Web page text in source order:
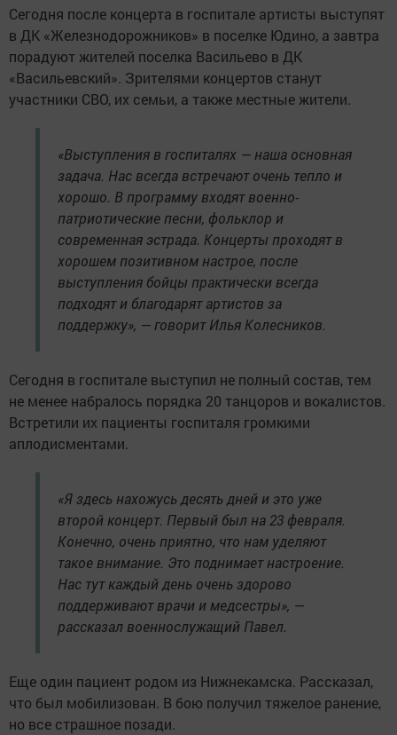
Сегодня после концерта в госпитале артисты выступят
в ДК «Железнодорожников» в поселке Юдино, а завтра
порадуют жителей поселка Васильево в ДК
«Васильевский». Зрителями концертов станут
участники СВО, их семьи, а также местные жители.
«Выступления в госпиталях — наша основная
задача. Нас всегда встречают очень тепло и
хорошо. В программу входят военно-
патриотические песни, фольклор и
современная эстрада. Концерты проходят в
хорошем позитивном настрое, после
выступления бойцы практически всегда
подходят и благодарят артистов за
поддержку», — говорит Илья Колесников.
Сегодня в госпитале выступил не полный состав, тем
не менее набралось порядка 20 танцоров и вокалистов.
Встретили их пациенты госпиталя громкими
аплодисментами.
«Я здесь нахожусь десять дней и это уже
второй концерт. Первый был на 23 февраля.
Конечно, очень приятно, что нам уделяют
такое внимание. Это поднимает настроение.
Нас тут каждый день очень здорово
поддерживают врачи и медсестры», —
рассказал военнослужащий Павел.
Еще один пациент родом из Нижнекамска. Рассказал,
что был мобилизован. В бою получил тяжелое ранение,
но все страшное позади.